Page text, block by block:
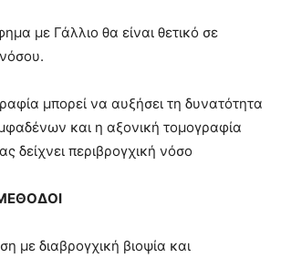
με Γάλλιο θα είναι θετικό σε
μπορεί να αυξήσει τη δυνατότητα
και η αξονική τομογραφία
δείχνει περιβρογχική νόσο
με διαβρογχική βιοψία και